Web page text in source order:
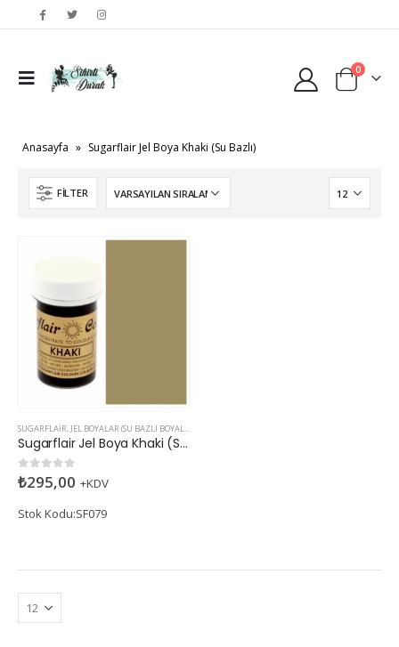
0
Anasayfa » Sugarflair Jel Boya Khaki (Su Bazlı)
FILTER
SUGARFLAIR, JEL BOYALAR (SU BAZLI BOYALAR)
Sugarflair Jel Boya Khaki (Su Bazlı)
05 üzerinden
₺295,00 +KDV
Stok Kodu:SF079